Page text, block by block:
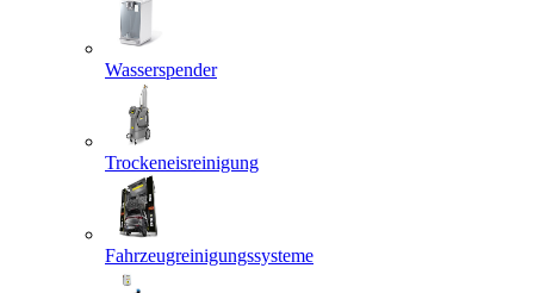
Wasserspender
Trockeneisreinigung
Fahrzeugreinigungssysteme